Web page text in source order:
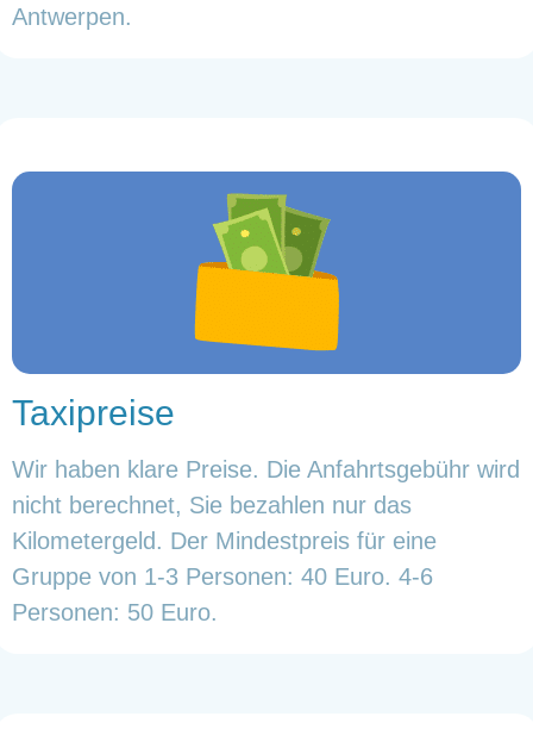
Antwerpen.
Taxipreise
Wir haben klare Preise. Die Anfahrtsgebühr wird
nicht berechnet, Sie bezahlen nur das
Kilometergeld. Der Mindestpreis für eine
Gruppe von 1-3 Personen: 40 Euro. 4-6
Personen: 50 Euro.